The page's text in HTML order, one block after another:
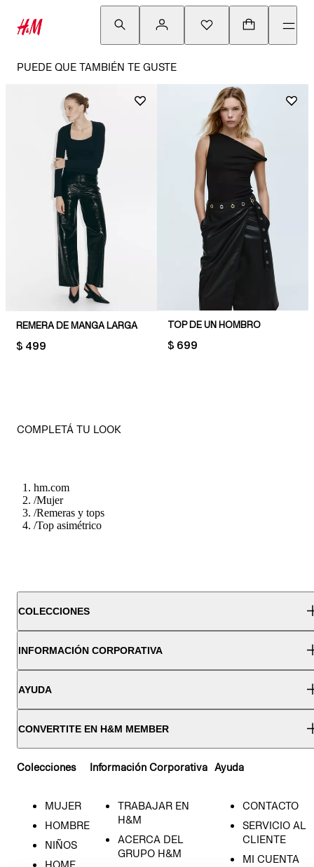
PUEDE QUE TAMBIÉN TE GUSTE
REMERA DE MANGA LARGA
PRICE:
$ 499
TOP DE UN HOMBRO
PRICE:
$ 699
COMPLETÁ TU LOOK
hm.com
/Mujer
/Remeras y tops
/Top asimétrico
COLECCIONES
INFORMACIÓN CORPORATIVA
AYUDA
CONVERTITE EN H&M MEMBER
Colecciones
MUJER
HOMBRE
NIÑOS
HOME
Información Corporativa
TRABAJAR EN
H&M
ACERCA DEL
GRUPO H&M
Ayuda
CONTACTO
SERVICIO AL
CLIENTE
MI CUENTA